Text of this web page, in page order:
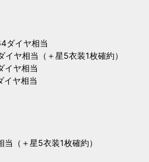
イヤ相当
ヤ相当（＋星5衣装1枚確約）
ヤ相当
ヤ相当
（＋星5衣装1枚確約）